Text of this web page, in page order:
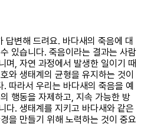
답변해 드려요. 바다새의 죽음에 대
있습니다. 죽음이라는 결과는 사람
며, 자연 과정에서 발생한 일이기 때
와 생태계의 균형을 유지하는 것이
따라서 우리는 바다새의 죽음을 예
행동을 자제하고, 지속 가능한 방
다. 생태계를 지키고 바다새와 같은
을 만들기 위해 노력하는 것이 중요